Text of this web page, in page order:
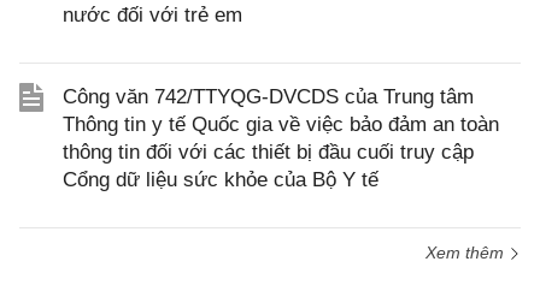
nước đối với trẻ em
Công văn 742/TTYQG-DVCDS của Trung tâm
Thông tin y tế Quốc gia về việc bảo đảm an toàn
thông tin đối với các thiết bị đầu cuối truy cập
Cổng dữ liệu sức khỏe của Bộ Y tế
Xem thêm